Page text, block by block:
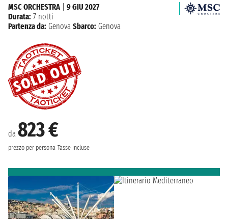
da 823 €
prezzo per persona Tasse incluse
MSC ORCHESTRA| 9 GIU 2027
Durata: 7 notti
Partenza da: Genova Sbarco: Genova